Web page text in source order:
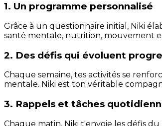
1. Un programme personnalisé
Grâce à un questionnaire initial, Niki
santé mentale, nutrition, mouvement
2. Des défis qui évoluent
Chaque semaine, tes activités se
mentale. Niki est ton véritable
3. Rappels et tâches
Chaque matin, Niki t'envoie les défis